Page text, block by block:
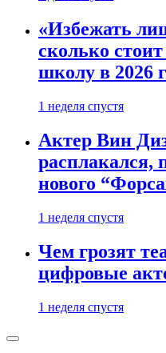
«Избежать
сколько
школу в 2026
1 неделя спустя
Актер Вин
расплакался,
нового
1 неделя спустя
Чем грозят
цифровые
1 неделя спустя